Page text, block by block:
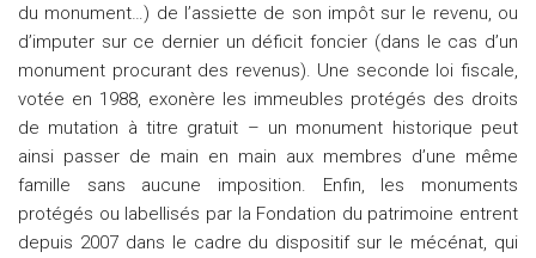
du monument…) de l’assiette de son impôt sur le revenu, ou
d’imputer sur ce dernier un déficit foncier (dans le cas d’un
monument procurant des revenus). Une seconde loi fiscale,
votée en 1988, exonère les immeubles protégés des droits
de mutation à titre gratuit – un monument historique peut
ainsi passer de main en main aux membres d’une même
famille sans aucune imposition. Enfin, les monuments
protégés ou labellisés par la Fondation du patrimoine entrent
depuis 2007 dans le cadre du dispositif sur le mécénat, qui